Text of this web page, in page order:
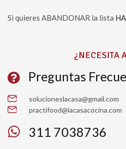
Si quieres ABANDONAR la lista
¿NECESITA
Preguntas
solucioneslacasa@gmail.com
practifood@lacasacocina.com
311 7038736